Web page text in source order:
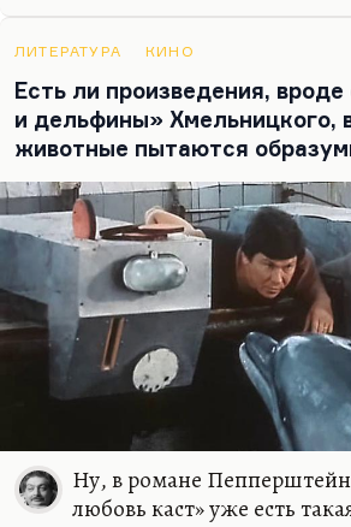
ЛИТЕРАТУРА КИНО
Есть ли произведения,
и дельфины» Хмельницкого,
животные пытаются
Ну, в романе
любовь каст» уже есть